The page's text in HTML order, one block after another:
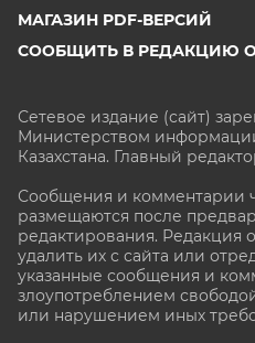
МАГАЗИН PDF-ВЕРСИЙ
СООБЩИТЬ В РЕДАКЦИЮ
Сетевое издание (сайт)
Министерством
Казахстана. Главный
Сообщения и комментарии
размещаются после
редактирования. Редакция
удалить их с сайта или
указанные сообщения и
злоупотреблением
или нарушением иных